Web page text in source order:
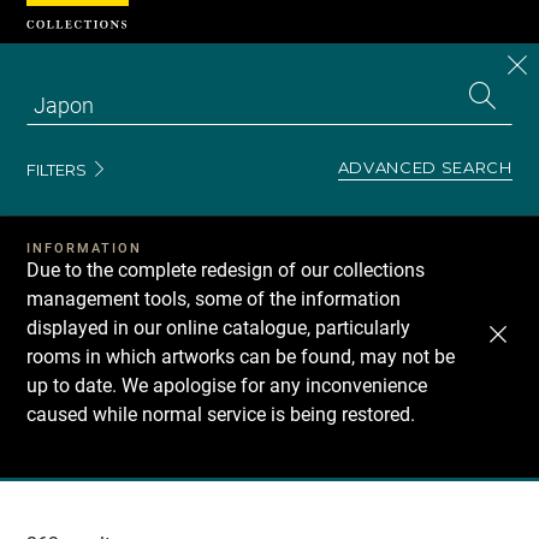
FILTERS ADVANCED SEARCH
INFORMATION
Due to the complete redesign of our collections
management tools, some of the information
displayed in our online catalogue, particularly
rooms in which artworks can be found, may not be
up to date. We apologise for any inconvenience
caused while normal service is being restored.
Recherche
Cookies management panel